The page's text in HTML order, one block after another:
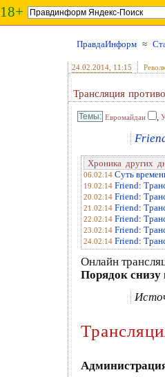
18+
ПравдаИнформ ≈
24.02.2014 , 11:15
Трансляция
Евромайдан ,
Хроника других
06.02.14 Суть
19.02.14 Friend:
20.02.14 Friend:
21.02.14 Friend:
22.02.14 Friend:
23.02.14 Friend:
24.02.14 Friend:
Онлайн
Порядок снизу